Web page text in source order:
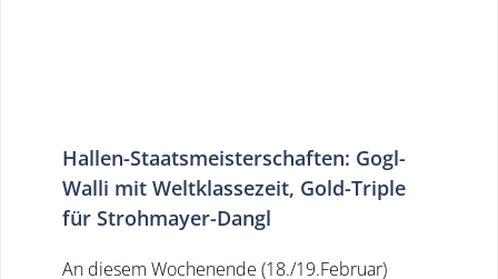
Hallen-Staatsmeisterschaften: Gogl-
Walli mit Weltklassezeit, Gold-Triple
für Strohmayer-Dangl
An diesem Wochenende (18./19.Februar)